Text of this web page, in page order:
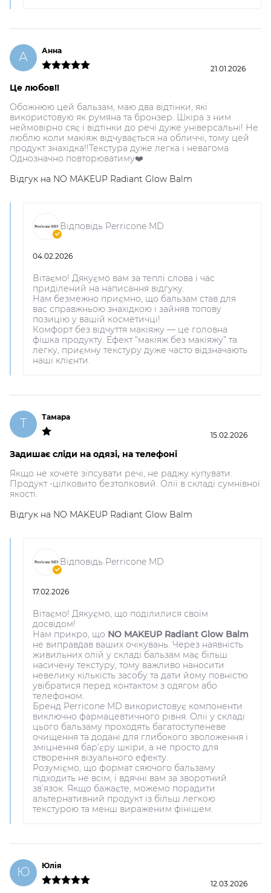
А
Анна
21.01.2026
Це любов!!
Обожнюю цей бальзам, маю два відтінки, які
використовую як румяна та бронзер. Шкіра з ним
неймовірно сяє і відтінки до речі дуже універсальні! Не
люблю коли макіяж відчувається на обличчі, тому цей
продукт знахідка!!Текстура дуже легка і невагома
Однозначно повторюватиму❤️
Відгук на NO MAKEUP Radiant Glow Balm
Відповідь Perricone MD
04.02.2026
Вітаємо! Дякуємо вам за теплі слова і час
приділений на написання відгуку.
Нам безмежно приємно, що бальзам став для
вас справжньою знахідкою і зайняв топову
позицію у вашій косметичці!
Комфорт без відчуття макіяжу — це головна
фішка продукту. Ефект “макіяж без макіяжу” та
легку, приємну текстуру дуже часто відзначають
наші клієнти.
Т
Тамара
15.02.2026
Задишає сліди на одязі, на телефоні
Якщо не хочете зіпсувати речі, не раджу купувати.
Продукт -цілковито безтолковий. Олії в складі сумнівної
якості.
Відгук на NO MAKEUP Radiant Glow Balm
Відповідь Perricone MD
17.02.2026
Вітаємо! Дякуємо, що поділилися своїм
досвідом!
Нам прикро, що NO MAKEUP Radiant Glow Balm
не виправдав ваших очікувань. Через наявність
живильних олій у складі бальзам має більш
насичену текстуру, тому важливо наносити
невелику кількість засобу та дати йому повністю
увібратися перед контактом з одягом або
телефоном.
Бренд Perricone MD використовує компоненти
виключно фармацевтичного рівня. Олії у складі
цього бальзаму проходять багатоступеневе
очищення та додані для глибокого зволоження і
зміцнення бар’єру шкіри, а не просто для
створення візуального ефекту.
Розуміємо, що формат сяючого бальзаму
підходить не всім, і вдячні вам за зворотний
зв’язок. Якщо бажаєте, можемо порадити
альтернативний продукт із більш легкою
текстурою та менш вираженим фінішем.
Ю
Юлія
12.03.2026